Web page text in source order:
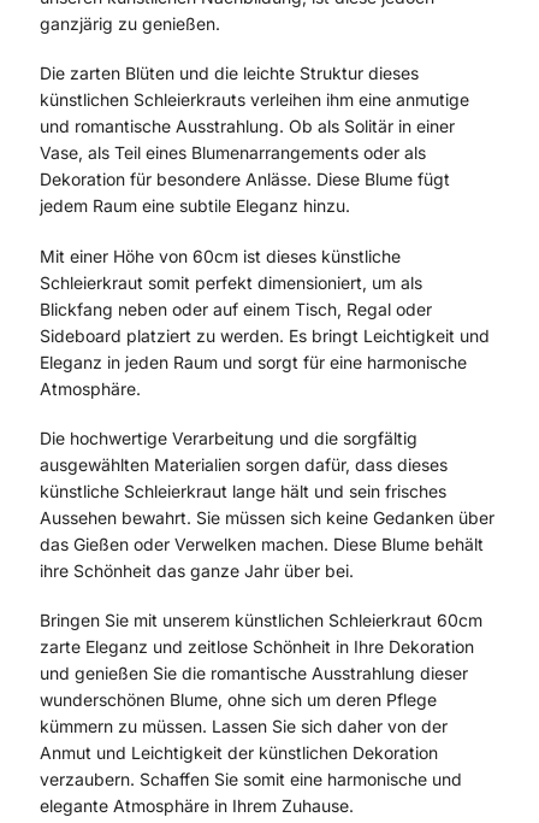
ganzjärig zu genießen.
Die zarten Blüten und die leichte Struktur dieses
künstlichen Schleierkrauts verleihen ihm eine anmutige
und romantische Ausstrahlung. Ob als Solitär in einer
Vase, als Teil eines Blumenarrangements oder als
Dekoration für besondere Anlässe. Diese Blume fügt
jedem Raum eine subtile Eleganz hinzu.
Mit einer Höhe von 60cm ist dieses künstliche
Schleierkraut somit perfekt dimensioniert, um als
Blickfang neben oder auf einem Tisch, Regal oder
Sideboard platziert zu werden. Es bringt Leichtigkeit und
Eleganz in jeden Raum und sorgt für eine harmonische
Atmosphäre.
Die hochwertige Verarbeitung und die sorgfältig
ausgewählten Materialien sorgen dafür, dass dieses
künstliche Schleierkraut lange hält und sein frisches
Aussehen bewahrt. Sie müssen sich keine Gedanken über
das Gießen oder Verwelken machen. Diese Blume behält
ihre Schönheit das ganze Jahr über bei.
Bringen Sie mit unserem künstlichen Schleierkraut 60cm
zarte Eleganz und zeitlose Schönheit in Ihre Dekoration
und genießen Sie die romantische Ausstrahlung dieser
wunderschönen Blume, ohne sich um deren Pflege
kümmern zu müssen. Lassen Sie sich daher von der
Anmut und Leichtigkeit der künstlichen Dekoration
verzaubern. Schaffen Sie somit eine harmonische und
elegante Atmosphäre in Ihrem Zuhause.